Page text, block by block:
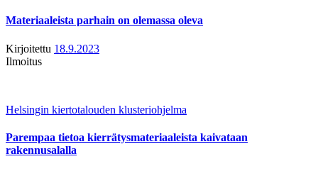
Materiaaleista parhain on olemassa oleva
Kirjoitettu 18.9.2023
Ilmoitus
Helsingin kiertotalouden klusteriohjelma
Parempaa tietoa kierrätysmateriaaleista kaivataan
rakennusalalla